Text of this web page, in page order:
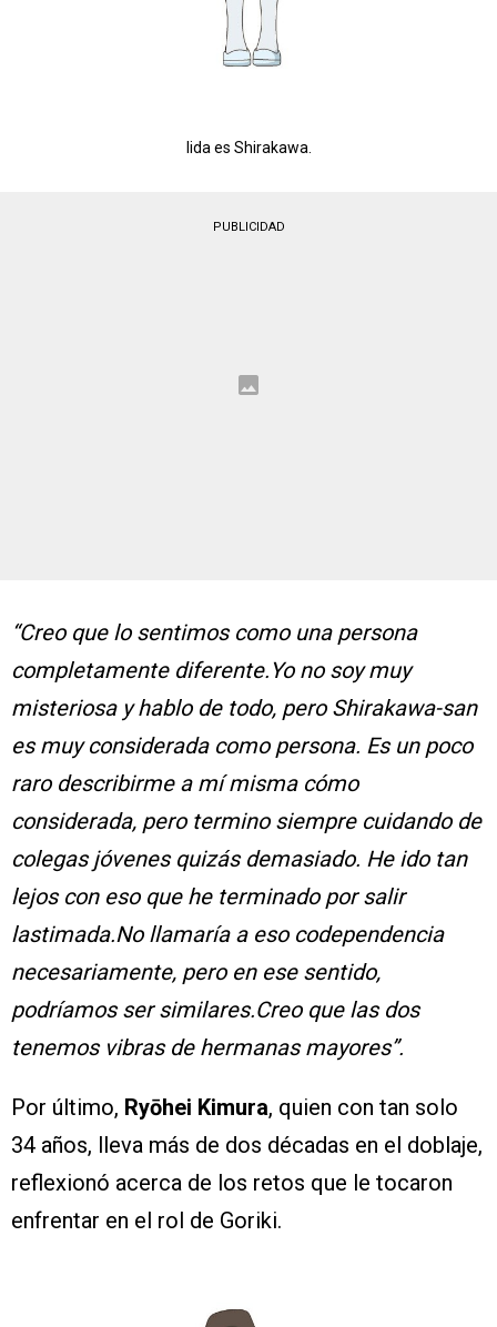
Iida es Shirakawa.
PUBLICIDAD
“Creo que lo sentimos como una persona
completamente diferente.Yo no soy muy
misteriosa y hablo de todo, pero Shirakawa-san
es muy considerada como persona. Es un poco
raro describirme a mí misma cómo
considerada, pero termino siempre cuidando de
colegas jóvenes quizás demasiado. He ido tan
lejos con eso que he terminado por salir
lastimada.No llamaría a eso codependencia
necesariamente, pero en ese sentido,
podríamos ser similares.Creo que las dos
tenemos vibras de hermanas mayores”.
Por último, Ryōhei Kimura, quien con tan solo
34 años, lleva más de dos décadas en el doblaje,
reflexionó acerca de los retos que le tocaron
enfrentar en el rol de Goriki.